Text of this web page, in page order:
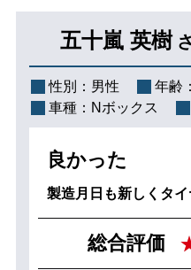
五十嵐 英樹
性別： 男性 年齢：
車種： Nボックス
良かった
製造月日も新しくタ
総合評価